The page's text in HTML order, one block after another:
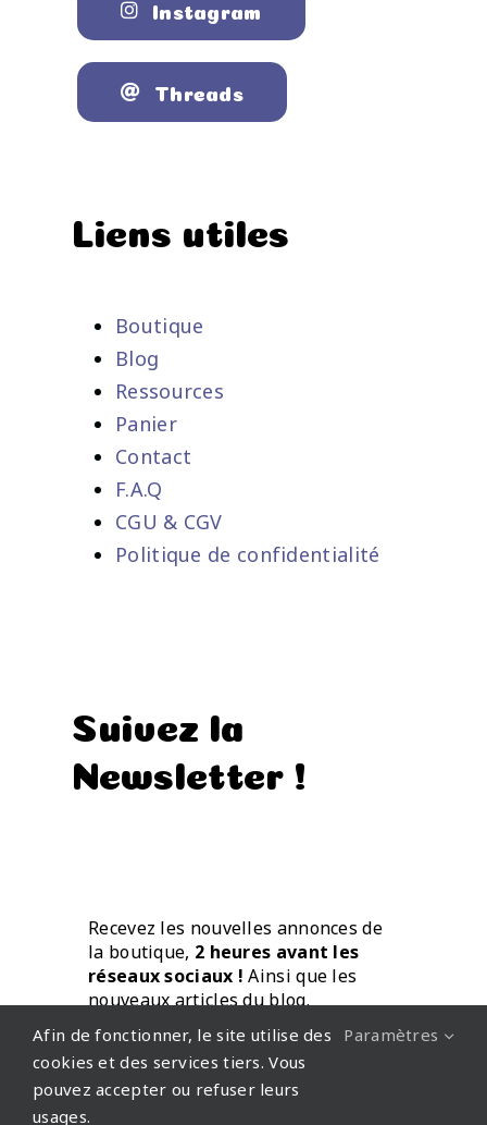
Instagram
Threads
Liens utiles
Boutique
Blog
Ressources
Panier
Contact
F.A.Q
CGU & CGV
Politique de confidentialité
Suivez la
Newsletter !
Recevez les nouvelles annonces de
la boutique, 2 heures avant les
réseaux sociaux ! Ainsi que les
nouveaux articles du blog.
Directement par mail.
Afin de fonctionner, le site utilise des
cookies et des services tiers. Vous
pouvez accepter ou refuser leurs
usages.
Paramètres